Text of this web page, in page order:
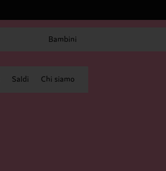
Bambini
Saldi Chi siamo